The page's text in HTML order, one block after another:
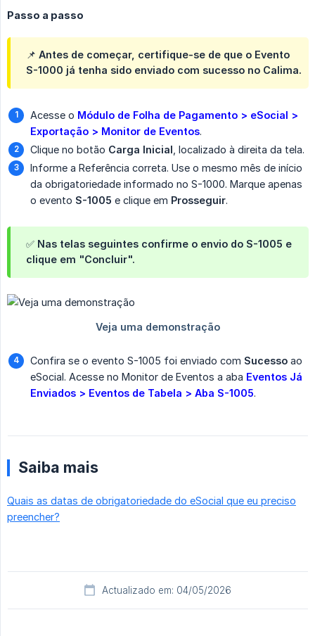
Passo a passo
📌 Antes de começar, certifique-se de que o Evento
S-1000 já tenha sido enviado com sucesso no Calima.
Acesse o Módulo de Folha de Pagamento > eSocial >
Exportação > Monitor de Eventos.
Clique no botão Carga Inicial , localizado à direita da tela.
Informe a Referência correta. Use o mesmo mês de início
da obrigatoriedade informado no S-1000. Marque apenas
o evento S-1005 e clique em Prosseguir.
✅ Nas telas seguintes confirme o envio do S-1005 e
clique em "Concluir".
Confira se o evento S-1005 foi enviado com Sucesso ao
eSocial. Acesse no Monitor de Eventos a aba Eventos Já
Enviados > Eventos de Tabela > Aba S-1005.
Saiba mais
Quais as datas de obrigatoriedade do eSocial que eu preciso
preencher?
Actualizado em: 04/05/2026